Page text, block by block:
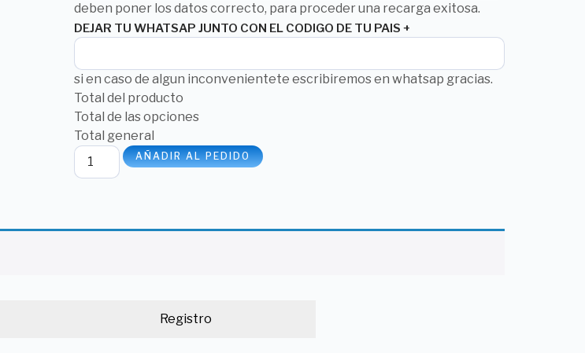
deben poner los datos correcto, para proceder una recarga exitosa.
DEJAR TU WHATSAP JUNTO CON EL CODIGO DE TU PAIS +
si en caso de algun inconvenientete escribiremos en whatsap gracias.
Total del producto
Total de las opciones
Total general
AÑADIR AL PEDIDO
Registro